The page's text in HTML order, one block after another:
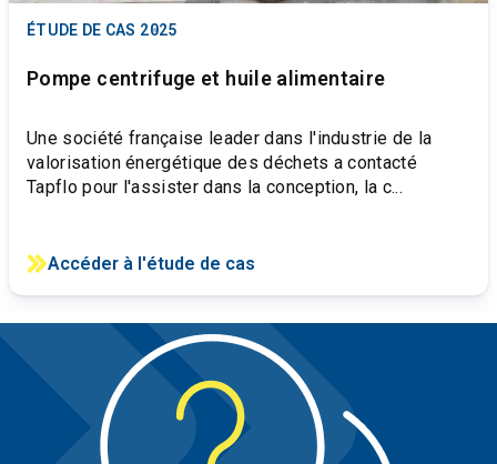
ÉTUDE DE CAS 2025
Pompe centrifuge et huile alimentaire
Une société française leader dans l'industrie de la
valorisation énergétique des déchets a contacté
Tapflo pour l'assister dans la conception, la c...
Accéder à l'étude de cas